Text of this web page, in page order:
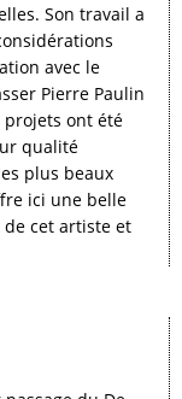
Son travail a
avec le
Pierre Paulin
projets ont été
qualité
plus beaux
ici une belle
de cet artiste et